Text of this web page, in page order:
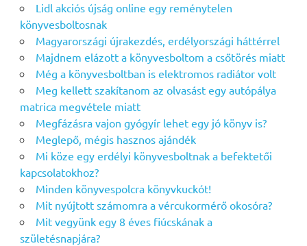
Lidl akciós újság online egy reménytelen
könyvesboltosnak
Magyarországi újrakezdés, erdélyországi háttérrel
Majdnem elázott a könyvesboltom a csőtörés miatt
Még a könyvesboltban is elektromos radiátor volt
Meg kellett szakítanom az olvasást egy autópálya
matrica megvétele miatt
Megfázásra vajon gyógyír lehet egy jó könyv is?
Meglepő, mégis hasznos ajándék
Mi köze egy erdélyi könyvesboltnak a befektetői
kapcsolatokhoz?
Minden könyvespolcra könyvkuckót!
Mit nyújtott számomra a vércukormérő okosóra?
Mit vegyünk egy 8 éves fiúcskának a
születésnapjára?